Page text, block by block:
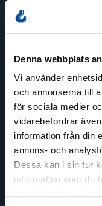
Denna webbplats
Vi använder
och annonserna till
för sociala medier
vidarebefordrar
information från din
annons- och
Dessa kan i sin tur
information som du
Nordic Crane –
Norge
Växel
Tel:+47 815 11 511
E-post: